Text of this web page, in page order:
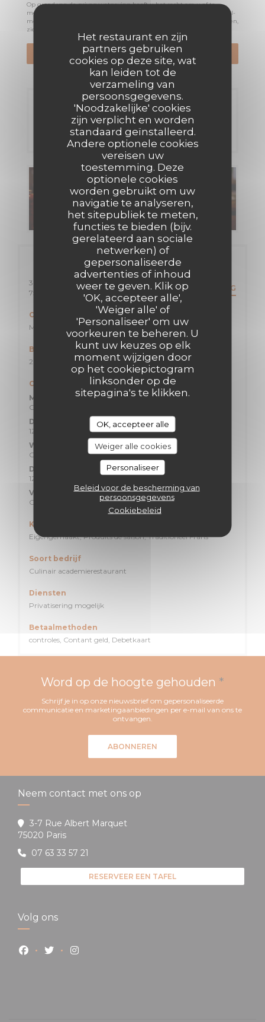
Het restaurant en zijn
partners gebruiken
cookies op deze site, wat
kan leiden tot de
verzameling van
persoonsgegevens.
'Noodzakelijke' cookies
zijn verplicht en worden
standaard geïnstalleerd.
Andere optionele cookies
vereisen uw
toestemming. Deze
optionele cookies
worden gebruikt om uw
navigatie te analyseren,
het sitepubliek te meten,
functies te bieden (bijv.
gerelateerd aan sociale
netwerken) of
gepersonaliseerde
advertenties of inhoud
weer te geven. Klik op
'OK, accepteer alle',
'Weiger alle' of
'Personaliseer' om uw
voorkeuren te beheren. U
kunt uw keuzes op elk
moment wijzigen door
op het cookiepictogram
linksonder op de
sitepagina's te klikken.
OK, accepteer alle
Weiger alle cookies
Personaliseer
Beleid voor de bescherming van
persoonsgegevens
Cookiebeleid
Op grond van de privacywetgeving heeft u het recht om u af te
melden voor telefonische marketing via het Bel-me-niet Register:
bel-
me-niet.nl
. Voor meer informatie over hoe wij uw gegevens verwerken,
zie ons
Reservering
RESERVEER EEN TAFEL
Menu's
ONTDEK ONS MENU
Algemene informatie
3-7 Rue Albert Marquet
75020 Paris
((opent in een nieuw venster))ROUTEBESCHRIJVING
Ondergrondse
Maraîchers ligne 9 /Marie de Miribel T3B
Bus
26, 64 (Pyrénées Bagnolet) 501 (Albert Marquet)
Openingstijden
Maandag
Gesloten
Dinsdag
12:15 - 14:00
Woensdag
Gesloten
Donderdag
12:15 - 14:00
Vri
Gesloten
Keuken
Eigengemaakt, Produits de saison, Traditioneel Frans
Soort bedrijf
Culinair academierestaurant
Diensten
Privatisering mogelijk
Betaalmethoden
controles, Contant geld, Debetkaart
Word op de hoogte gehouden *
Schrijf je in op onze nieuwsbrief om gepersonaliseerde
communicatie en marketingaanbiedingen per e-mail van ons te
ontvangen.
ABONNEREN
Neem contact met ons op
3-7 Rue Albert Marquet
75020 Paris((opent in een nieuw venster))
07 63 33 57 21
RESERVEER EEN TAFEL
Volg ons
Facebook ((opent in een nieuw venster))
Twitter ((opent in een nieuw venster))
Instagram ((opent in een nieuw